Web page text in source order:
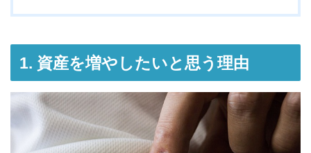
1. 資産を増やしたいと思う理由